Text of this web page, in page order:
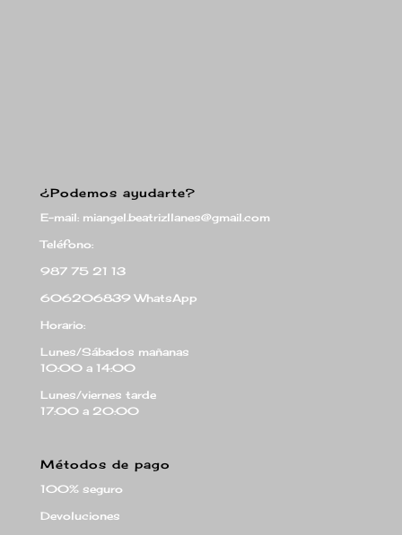
¿Podemos ayudarte?
E-mail: miangel.beatrizllanes@gmail.com
Teléfono:
987 75 21 13
606206839 WhatsApp
Horario:
Lunes/Sábados mañanas
10:00 a 14:00
Lunes/viernes tarde
17:00 a 20:00
Métodos de pago
100% seguro
Devoluciones